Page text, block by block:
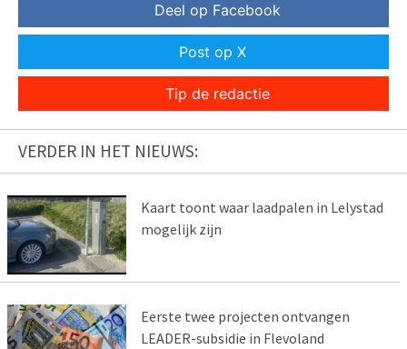
Deel op Facebook
Post op X
Tip de redactie
VERDER IN HET NIEUWS:
Kaart toont waar laadpalen in Lelystad
mogelijk zijn
Eerste twee projecten ontvangen
LEADER-subsidie in Flevoland